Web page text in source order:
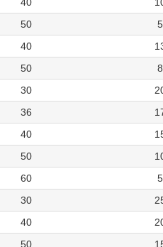
50
5
40
50
8
30
36
40
50
60
5
30
40
50